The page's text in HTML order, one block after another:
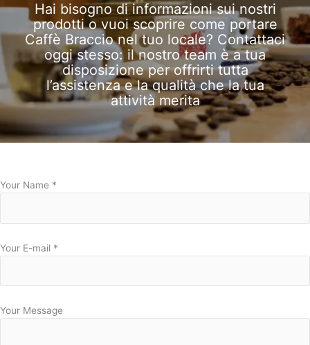
Hai bisogno di informazioni sui nostri
prodotti o vuoi scoprire come portare
Caffè Braccio nel tuo locale? Contattaci
oggi stesso: il nostro team è a tua
disposizione per offrirti tutta
l’assistenza e la qualità che la tua
attività merita
Your Name *
Your E-mail *
Your Message